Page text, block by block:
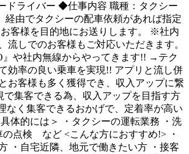
ドライバー ◆仕事内容 職種：タクシー
経由でタクシーの配車依頼があれば指定
客様を目的地にお送りします。 ※社内
流しでのお客様もご対応いただきます。
や社内無線からやってきます!! →テク
効率の良い乗車を実現!! アプリと流し併
お客様も多く獲得でき、収入アップに繋
で集客できる為、収入アップを目指す方
なく集客できるおかげで、定着率が高い
体的には＞ ・タクシーの運転業務 ・洗
の点検 など <こんな方におすすめ!> ・
・自宅近隣、地元で働きたい方 ・接客